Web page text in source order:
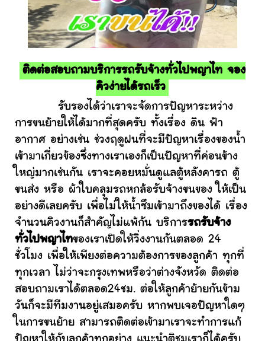
ติดต่อสอบถามบริการรถรับจ้างทั่วไปพญาไท จอง
คิวง่ายได้รถเร็ว
รับรองได้ว่าเราจะจัดการปัญหาระหว่าง
การขนย้ายให้ได้มากที่สุดครับ ทั้งเรื่อง ดิน ฟ้า
อากาศ อย่างเช่น ช่วงฤดูฝนที่จะมีปัญหาเรื่องของน้ำ
เข้ามาเกี่ยวข้องซึ่งทางเราเองก็เป็นปัญหาที่ค่อนข้าง
ใหญ่มากเช่นกัน เราจะคอยหมั่นดูแลตู้หลังคารถ ตู้
ขนส่ง หรือ ผ้าใบคลุมรถหกล้อรับจ้างขนของ ให้เป็น
อย่างดีเลยครับ เพื่อไม่ให้น้ำซึมเข้ามาถึงของได้ เรื่อง
จำนวนคิวงานก็สำคัญไม่แพ้กัน บริการรถรับจ้าง
ทั่วไปพญาไทของเราเปิดให้วิ่งงานกันตลอด 24
ชั่วโมง เพื่อให้เพียงต่อความต้องการของลูกค้า ทุกที่
ทุกเวลา ไม่ว่าจะกรุงเทพหรือว่าต่างจังหวัด ติดต่อ
สอบถามเราได้ตลอด24ชม. ต่อให้ลูกค้าย้ายกันข้าม
วันก็จะมีทีมงานอยู่เสมอครับ หากพบเจอปัญหาใดๆ
ในการขนย้าย สามารถติดต่อเข้ามาเราจะทำการแก้